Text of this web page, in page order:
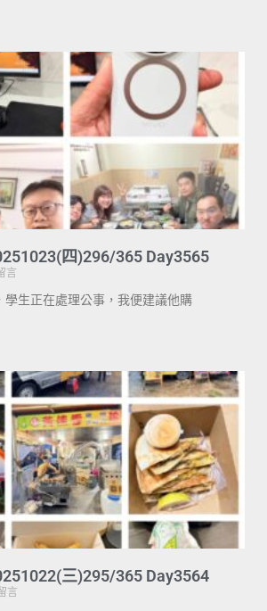
四)296/365 Day3565
言
學生正在處理公事，我便建議他購
三)295/365 Day3564
言